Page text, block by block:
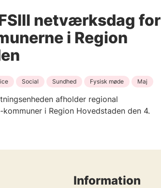
netværksdag for
i Region
Social Sundhed Fysisk møde Maj
afholder regional
i Region Hovedstaden den 4.
Information